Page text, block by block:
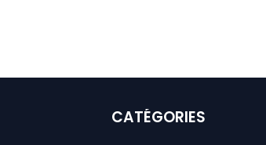
CATÉGORIES